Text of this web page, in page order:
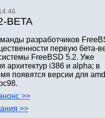
BETA
разработчиков
первую бета-
FreeBSD 5.2. Уже
архитектур i386 и alpha; в
появятся версии для
>>
>>